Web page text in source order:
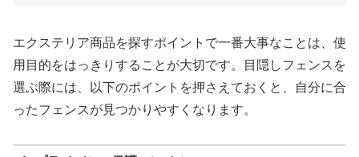
エクステリア商品を探すポイントで一番大事なことは、使
用目的をはっきりすることが大切です。目隠しフェンスを
選ぶ際には、以下のポイントを押さえておくと、自分に合
ったフェンスが見つかりやすくなります。